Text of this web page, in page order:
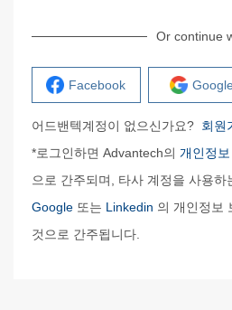
Or continue
Facebook Google
어드밴텍계정이 없으신가요? 회원
*로그인하면 Advantech의 개인정
으로 간주되며, 타사 계정을 사용하
Google 또는 Linkedin 의 개인정보
것으로 간주됩니다.